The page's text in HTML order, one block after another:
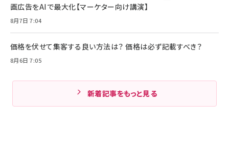
画広告をAIで最大化【マーケター向け講演】
8月7日 7:04
価格を伏せて集客する良い方法は？ 価格は必ず記載すべき？
8月6日 7:05
新着記事をもっと見る